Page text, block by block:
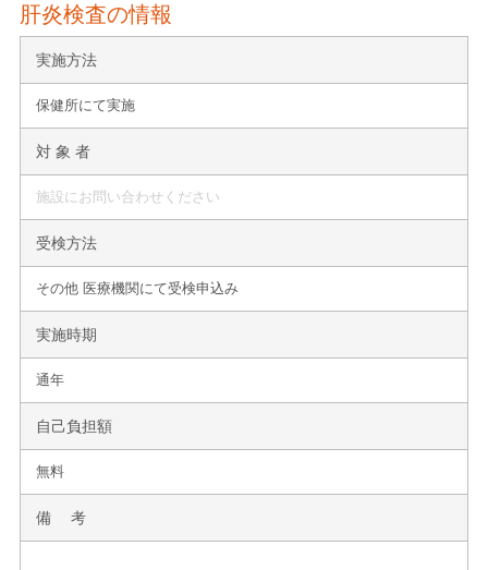
肝炎検査の情報
実施方法
保健所にて実施
対 象 者
施設にお問い合わせください
受検方法
その他 医療機関にて受検申込み
実施時期
通年
自己負担額
無料
備 考